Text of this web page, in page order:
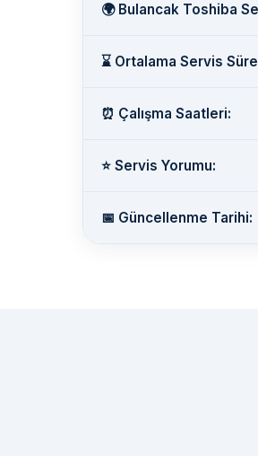
🌍 Bulancak Toshiba
⌛ Ortalama Servis
⏰ Çalışma Saatleri:
⭐ Servis Yorumu:
📅 Güncellenme Tarihi: